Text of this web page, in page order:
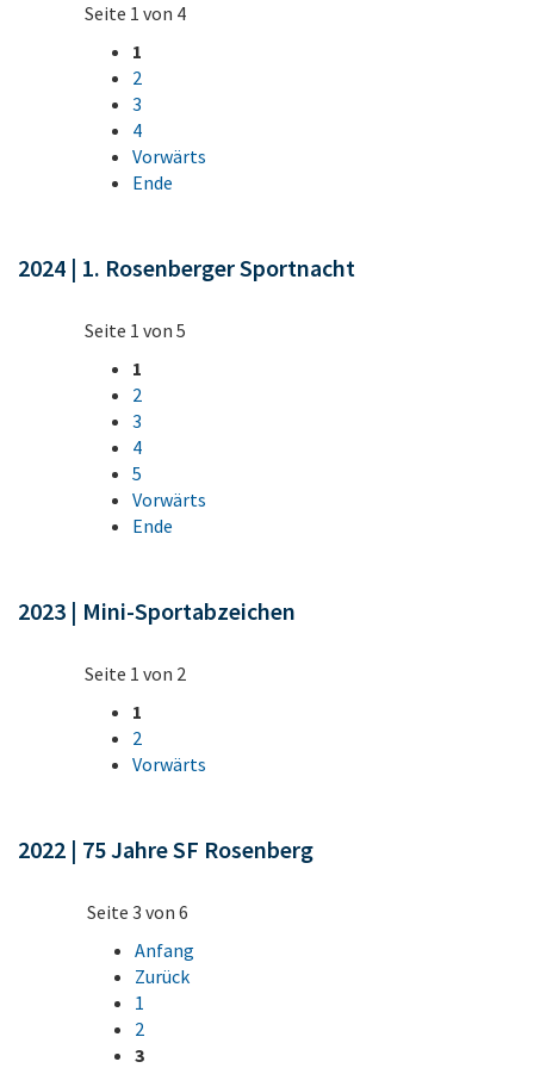
Seite 1 von 4
1
2
3
4
Vorwärts
Ende
2024 | 1. Rosenberger Sportnacht
Seite 1 von 5
1
2
3
4
5
Vorwärts
Ende
2023 | Mini-Sportabzeichen
Seite 1 von 2
1
2
Vorwärts
2022 | 75 Jahre SF Rosenberg
Seite 3 von 6
Anfang
Zurück
1
2
3